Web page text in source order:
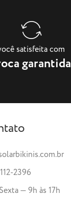
satisfeita com
garantida
2396
— 9h às 17h